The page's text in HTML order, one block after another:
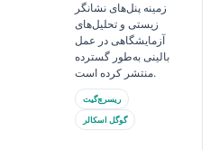
زمینه پنل‌های نشانگر
زیستی و تحلیل‌های
آزمایشگاهی در عمل
بالینی به‌طور گسترده
منتشر کرده است.
ریسرچ‌گیت
گوگل اسکالر